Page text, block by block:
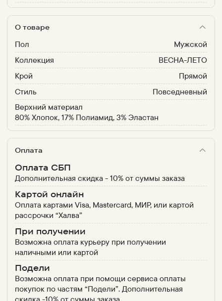
О товаре
Пол
Мужской
Коллекция
ВЕСНА-ЛЕТО
Крой
Прямой
Стиль
Повседневный
Верхний материал
80% Хлопок, 17% Полиамид, 3% Эластан
Оплата
Оплата СБП
Дополнительная скидка - 10% от суммы заказа
Картой онлайн
Оплата картами Visa, Mastercard, МИР, или картой
рассрочки “Халва”
При получении
Возможна оплата курьеру при получении
наличными или картой
Подели
Возможна оплата при помощи сервиса оплаты
покупок по частям “Подели”. Дополнительная